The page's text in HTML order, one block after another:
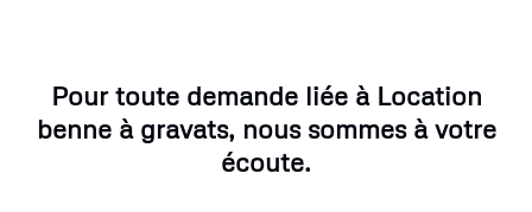
Pour toute demande liée à Location
benne à gravats, nous sommes à votre
écoute.